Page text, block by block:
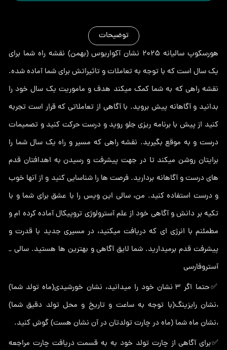
توضیحات
هورسکوپ سالیانه ۲۰۲۵ نشان آکواریوس (بهمن) نقشه راه شما برای
یک سال است که با توجه به تعاملات و تاثیراتش برای شما آماده شده.
نقشه راهی که به شما کمک میکند هدف و ماموریت یک سال خود را
بدانید و آگاهانه پیش بروید. با آگاهی از تعاملاتی که قرار است تجربه
کنید از پیش با برنامه ریزی جلو روید و درست حرکت کنید و تصمیمات
درست و به موقع بگیرید. نقشه راهی که مسیر و راه یک سال شما را
برایتان روشن میکند تا در جهت پیشرفت و رسیدن به اهدافتان قدم
های درست و آگاهانه بردارید. فرصت ها را شناسایی کنید و از آنها خوب
و درست استفاده کنید. من، سالی این ویس را با عشق برای شما و با
تکیه بر دانش و آگاهی خود از علم آسترولوژی تروپیکال آماده کرده ام و
مطمئنم با انرژی ای که دریافت میکنید، در مسیری جدید با قدرت و
پیشرفت قدم برمیدارید. شما لایق آگاهی و بهترین ها هستید. سالی _
آستروفارسی
✅حتما اگر ۳ نشان خود را میدانید، نشان خورشیدی(ماه تولد شما)
،نشان رایزینگ(با توجه به ساعت و تاریخ و محل تولد دقیق شما)
،نشان ماه شما (ماه در چارت تولدتان در آن نشان هست) گوش کنید.
✅برای آگاهی از چارت تولد خود به به قسمت دریافت چارت مراجعه